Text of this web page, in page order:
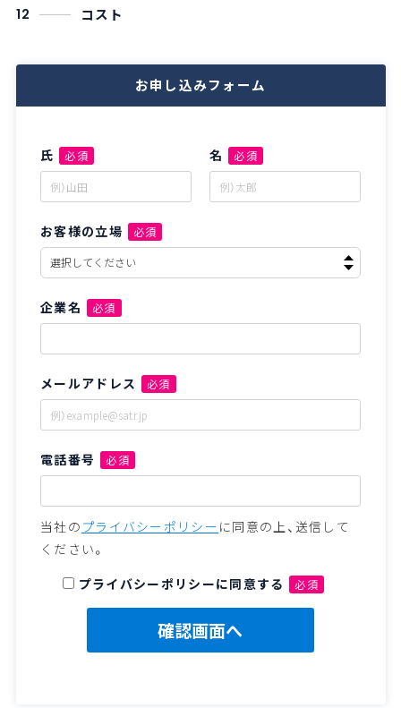
12 コスト
お申し込みフォーム
氏 必須 名 必須
お客様の立場 必須
企業名 必須
メールアドレス 必須
電話番号 必須
当社の プライバシーポリシー に同意の上、送信して
ください。
プライバシーポリシーに同意する
必須